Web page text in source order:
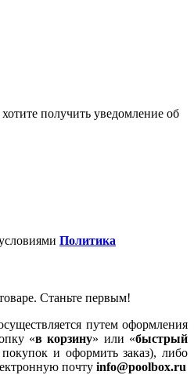
получить уведомление об
Политика
Станьте первым!
путем оформления
«в корзину» или «быстрый
и оформить заказ), либо
почту info@poolbox.ru